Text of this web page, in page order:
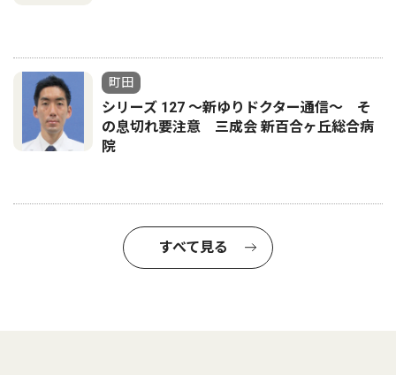
町田
シリーズ 127 〜新ゆりドクター通信〜 そ
の息切れ要注意 三成会 新百合ヶ丘総合病
院
すべて見る